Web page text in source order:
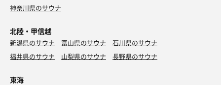
神奈川県のサウナ
北陸・甲信越
新潟県のサウナ 富山県のサウナ
石川県のサウナ
福井県のサウナ
山梨県のサウナ 長野県のサウナ
東海